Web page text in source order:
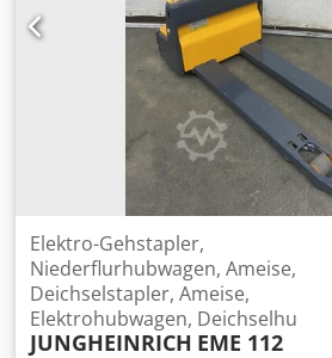
Elektro-Gehstapler,
Niederflurhubwagen, Ameise,
Deichselstapler, Ameise,
Elektrohubwagen, Deichselhu
JUNGHEINRICH EME 112